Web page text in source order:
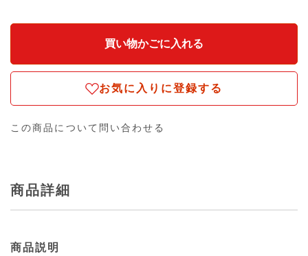
お気に入りに登録する
この商品について問い合わせる
商品詳細
商品説明